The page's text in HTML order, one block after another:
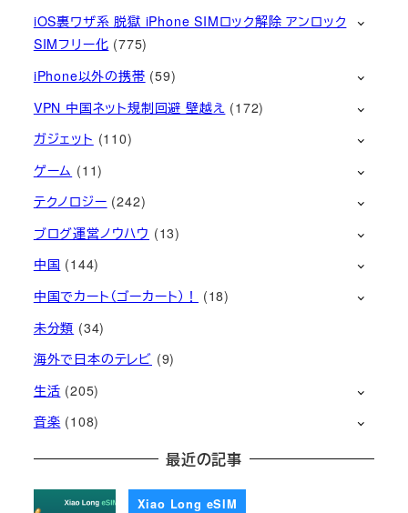
iOS裏ワザ系 脱獄 iPhone SIMロック解除 アンロック
SIMフリー化 (775)
iPhone以外の携帯 (59)
VPN 中国ネット規制回避 壁越え (172)
ガジェット (110)
ゲーム (11)
テクノロジー (242)
ブログ運営ノウハウ (13)
中国 (144)
中国でカート（ゴーカート）！
(18)
未分類 (34)
海外で日本のテレビ (9)
生活 (205)
音楽 (108)
最近の記事
Xiao Long eSIM